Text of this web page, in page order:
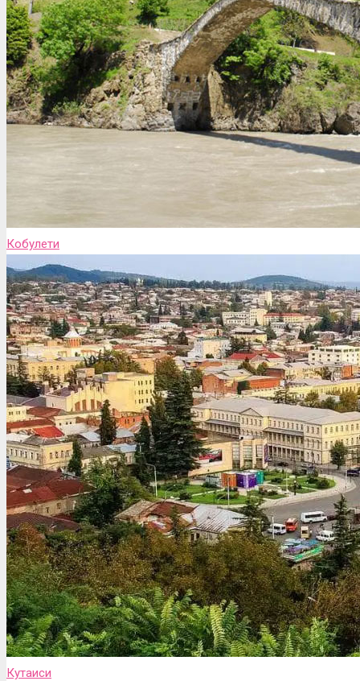
Кобулети
Кутаиси